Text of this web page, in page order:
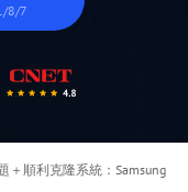
8/7
＋順利克隆系統：Samsung